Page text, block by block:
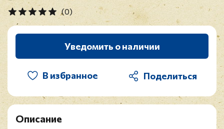
(0)
Уведомить о наличии
В избранное
Описание